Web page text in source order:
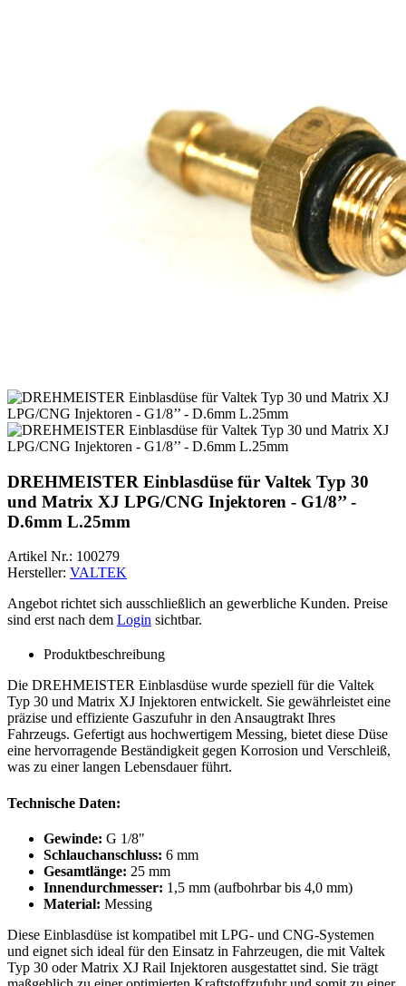
DREHMEISTER Einblasdüse für Valtek Typ 30
und Matrix XJ LPG/CNG Injektoren - G1/8’’ -
D.6mm L.25mm
Artikel Nr.: 100279
Hersteller: VALTEK
Angebot richtet sich ausschließlich an gewerbliche Kunden. Preise
sind erst nach dem Login sichtbar.
Produktbeschreibung
Die DREHMEISTER Einblasdüse wurde speziell für die Valtek
Typ 30 und Matrix XJ Injektoren entwickelt. Sie gewährleistet eine
präzise und effiziente Gaszufuhr in den Ansaugtrakt Ihres
Fahrzeugs. Gefertigt aus hochwertigem Messing, bietet diese Düse
eine hervorragende Beständigkeit gegen Korrosion und Verschleiß,
was zu einer langen Lebensdauer führt.
Technische Daten:
Gewinde: G 1/8"
Schlauchanschluss: 6 mm
Gesamtlänge: 25 mm
Innendurchmesser: 1,5 mm (aufbohrbar bis 4,0 mm)
Material: Messing
Diese Einblasdüse ist kompatibel mit LPG- und CNG-Systemen
und eignet sich ideal für den Einsatz in Fahrzeugen, die mit Valtek
Typ 30 oder Matrix XJ Rail Injektoren ausgestattet sind. Sie trägt